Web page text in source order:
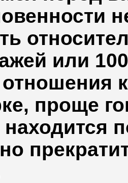
или
проще
находится